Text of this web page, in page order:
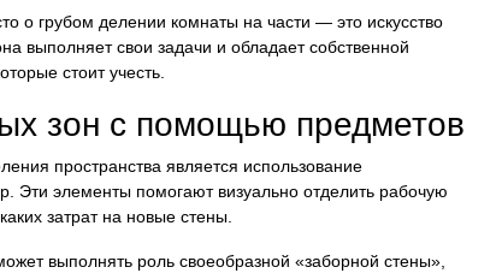
о грубом делении комнаты на части — это искусство
выполняет свои задачи и обладает собственной
стоит учесть.
зон с помощью предметов
пространства является использование
элементы помогают визуально отделить рабочую
затрат на новые стены.
выполнять роль своеобразной «заборной стены»,